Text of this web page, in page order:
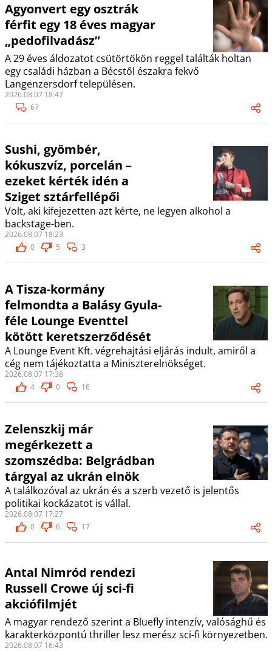
Agyonvert egy osztrák
férfit egy 18 éves magyar
„pedofilvadász”
A 29 éves áldozatot csütörtökön reggel találták holtan
egy családi házban a Bécstől északra fekvő
Langenzersdorf településen.
2026.08.07 18:47
67
Sushi, gyömbér,
kókuszvíz, porcelán –
ezeket kérték idén a
Sziget sztárfellépői
Volt, aki kifejezetten azt kérte, ne legyen alkohol a
backstage-ben.
2026.08.07 18:23
0
5 3
A Tisza-kormány
felmondta a Balásy Gyula-
féle Lounge Eventtel
kötött keretszerződését
A Lounge Event Kft. végrehajtási eljárás indult, amiről a
cég nem tájékoztatta a Miniszterelnökséget.
2026.08.07 17:38
4
0 16
Zelenszkij már
megérkezett a
szomszédba: Belgrádban
tárgyal az ukrán elnök
A találkozóval az ukrán és a szerb vezető is jelentős
politikai kockázatot is vállal.
2026.08.07 17:27
0
6 17
Antal Nimród rendezi
Russell Crowe új sci-fi
akciófilmjét
A magyar rendező szerint a Bluefly intenzív, valósághű és
karakterközpontú thriller lesz merész sci-fi környezetben.
2026.08.07 16:43